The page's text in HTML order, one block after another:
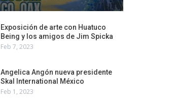
Exposición de arte con Huatuco
Being y los amigos de Jim Spicka
Feb 7, 2023
Angelica Angón nueva presidente
Skal International México
Feb 1, 2023